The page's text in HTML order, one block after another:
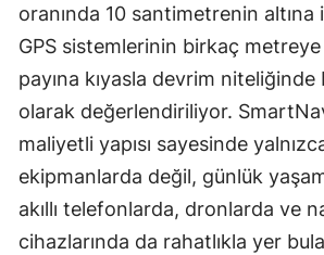
oranında 10 santimetrenin
GPS sistemlerinin birkaç
payına kıyasla devrim
olarak değerlendiriliyor.
maliyetli yapısı sayesinde
ekipmanlarda değil, günlük
akıllı telefonlarda, dronlarda ve
cihazlarında da rahatlıkla yer